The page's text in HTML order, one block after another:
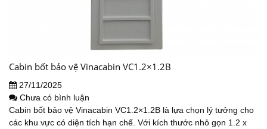
Cabin bốt bảo vệ Vinacabin VC1.2×1.2B
27/11/2025
Chưa có bình luận
Cabin bốt bảo vệ Vinacabin VC1.2×1.2B là lựa chọn lý tưởng cho
các khu vực có diện tích hạn chế. Với kích thước nhỏ gọn 1.2 x